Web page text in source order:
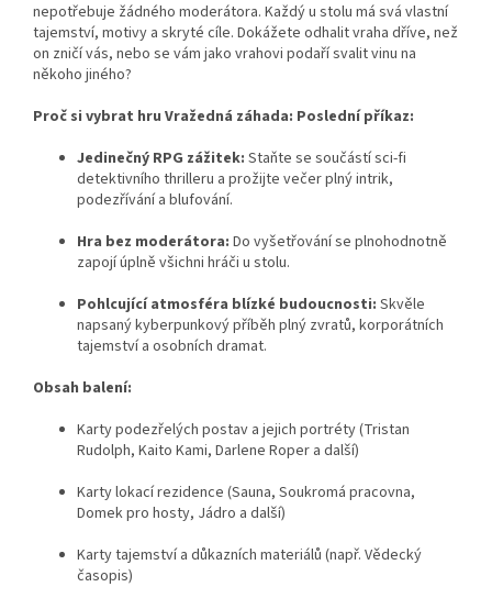
nepotřebuje žádného moderátora. Každý u stolu má svá vlastní
tajemství, motivy a skryté cíle. Dokážete odhalit vraha dříve, než
on zničí vás, nebo se vám jako vrahovi podaří svalit vinu na
někoho jiného?
Proč si vybrat hru Vražedná záhada: Poslední příkaz:
Jedinečný RPG zážitek: Staňte se součástí sci-fi
detektivního thrilleru a prožijte večer plný intrik,
podezřívání a blufování.
Hra bez moderátora: Do vyšetřování se plnohodnotně
zapojí úplně všichni hráči u stolu.
Pohlcující atmosféra blízké budoucnosti: Skvěle
napsaný kyberpunkový příběh plný zvratů, korporátních
tajemství a osobních dramat.
Obsah balení:
Karty podezřelých postav a jejich portréty (Tristan
Rudolph, Kaito Kami, Darlene Roper a další)
Karty lokací rezidence (Sauna, Soukromá pracovna,
Domek pro hosty, Jádro a další)
Karty tajemství a důkazních materiálů (např. Vědecký
časopis)